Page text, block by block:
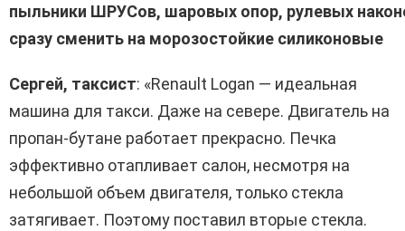
пыльники ШРУСов, шаровых опор, рулевых
сразу сменить на морозостойкие силиконовые
Сергей, таксист: «Renault Logan — идеальная
машина для такси. Даже на севере. Двигатель на
пропан-бутане работает прекрасно. Печка
эффективно отапливает салон, несмотря на
небольшой объем двигателя, только стекла
затягивает. Поэтому поставил вторые стекла.